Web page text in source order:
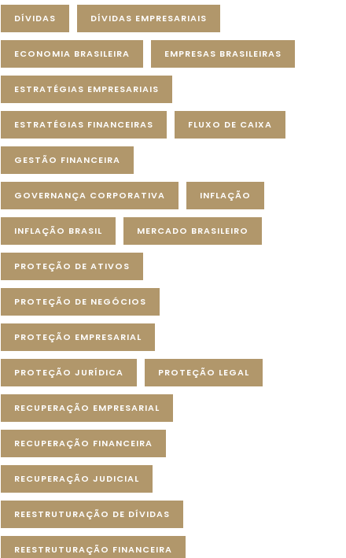
DÍVIDAS DÍVIDAS EMPRESARIAIS
ECONOMIA BRASILEIRA EMPRESAS BRASILEIRAS
ESTRATÉGIAS EMPRESARIAIS
ESTRATÉGIAS FINANCEIRAS FLUXO DE CAIXA
GESTÃO FINANCEIRA
GOVERNANÇA CORPORATIVA INFLAÇÃO
INFLAÇÃO BRASIL MERCADO BRASILEIRO
PROTEÇÃO DE ATIVOS
PROTEÇÃO DE NEGÓCIOS
PROTEÇÃO EMPRESARIAL
PROTEÇÃO JURÍDICA PROTEÇÃO LEGAL
RECUPERAÇÃO EMPRESARIAL
RECUPERAÇÃO FINANCEIRA
RECUPERAÇÃO JUDICIAL
REESTRUTURAÇÃO DE DÍVIDAS
REESTRUTURAÇÃO FINANCEIRA